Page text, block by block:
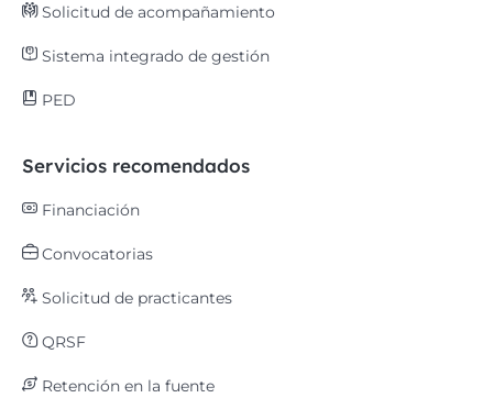
Solicitud de acompañamiento
Sistema integrado de gestión
PED
Servicios recomendados
Financiación
Convocatorias
Solicitud de practicantes
QRSF
Retención en la fuente